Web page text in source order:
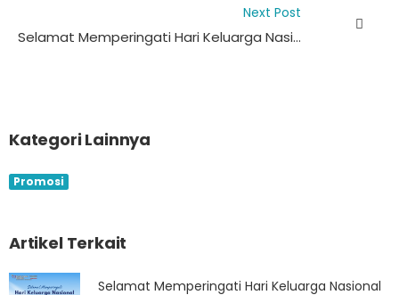
Next Post
Selamat Memperingati Hari Keluarga Nasional 2026
Kategori Lainnya
Promosi
Artikel Terkait
Selamat Memperingati Hari Keluarga Nasional